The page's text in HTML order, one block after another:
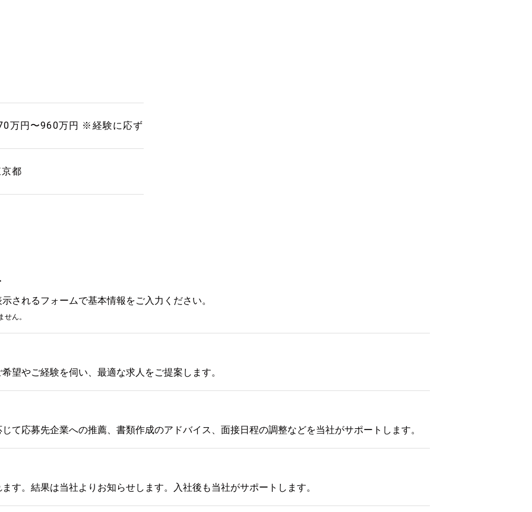
万円〜960万円 ※経験に応ず
都
されるフォームで基本情報をご入力ください。
ん。
望やご経験を伺い、最適な求人をご提案します。
て応募先企業への推薦、書類作成のアドバイス、面接日程の調整などを当社がサポートします。
す。結果は当社よりお知らせします。入社後も当社がサポートします。